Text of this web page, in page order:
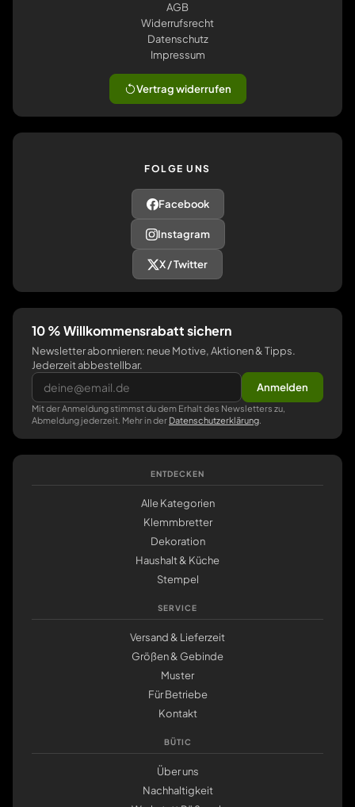
AGB
Widerrufsrecht
Datenschutz
Impressum
Vertrag widerrufen
FOLGE UNS
Facebook
Instagram
X / Twitter
10 % Willkommensrabatt sichern
Newsletter abonnieren: neue Motive, Aktionen & Tipps.
Jederzeit abbestellbar.
Anmelden
Mit der Anmeldung stimmst du dem Erhalt des Newsletters zu,
Abmeldung jederzeit. Mehr in der Datenschutzerklärung
ENTDECKEN
Alle Kategorien
Klemmbretter
Dekoration
Haushalt & Küche
Stempel
SERVICE
Versand & Lieferzeit
Größen & Gebinde
Muster
Für Betriebe
Kontakt
BÜTIC
Über uns
Nachhaltigkeit